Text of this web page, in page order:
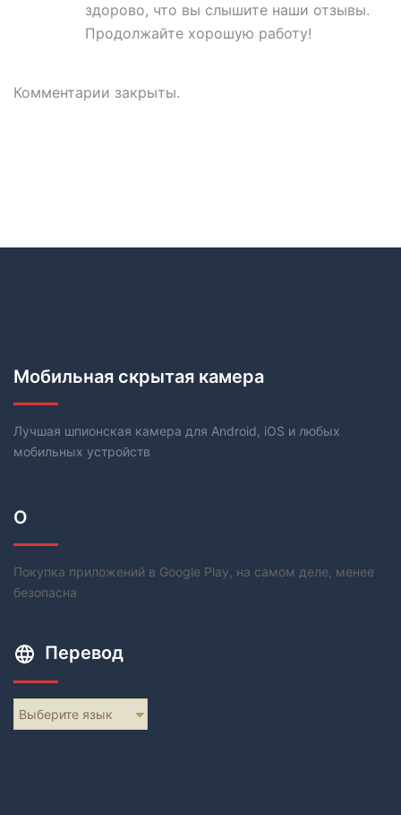
здорово, что вы слышите наши отзывы.
Продолжайте хорошую работу!
Комментарии закрыты.
Мобильная скрытая камера
Лучшая шпионская камера для Android, iOS и любых
мобильных устройств
О
Покупка приложений в Google Play, на самом деле, менее
безопасна
Перевод
Выберите язык